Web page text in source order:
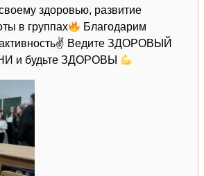
здоровью, развитие
в группах
Благодарим
активность✌ Ведите ЗДОРОВЫЙ
и будьте ЗДОРОВЫ